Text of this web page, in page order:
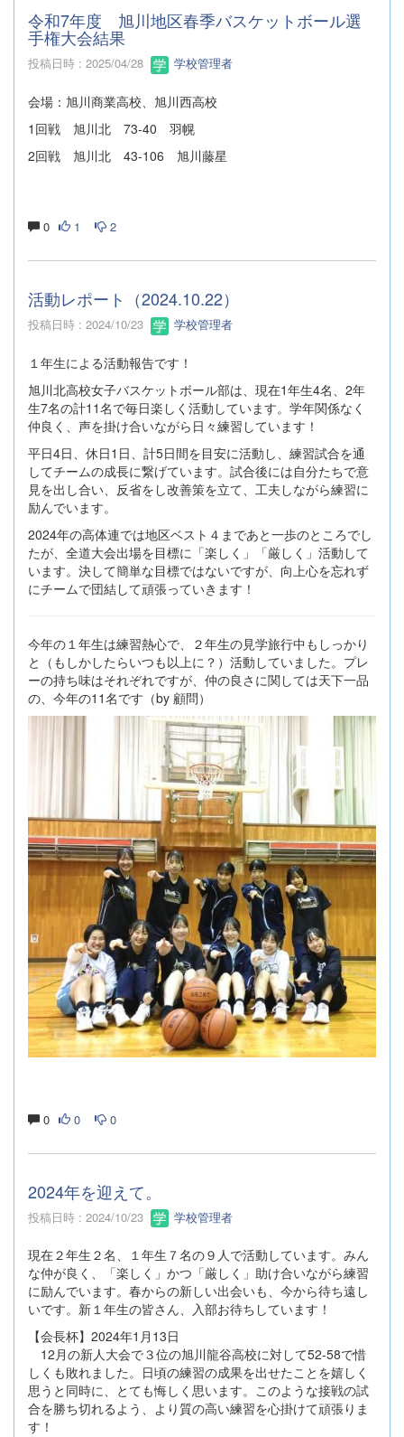
令和7年度 旭川地区春季バスケットボール選
手権大会結果
投稿日時 : 2025/04/28 学校管理者
会場：旭川商業高校、旭川西高校
1回戦 旭川北 73-40 羽幌
2回戦 旭川北 43-106 旭川藤星
0 1 2
活動レポート（2024.10.22）
投稿日時 : 2024/10/23 学校管理者
１年生による活動報告です！
旭川北高校女子バスケットボール部は、現在1年生4名、2年
生7名の計11名で毎日楽しく活動しています。学年関係なく
仲良く、声を掛け合いながら日々練習しています！
平日4日、休日1日、計5日間を目安に活動し、練習試合を通
してチームの成長に繋げています。試合後には自分たちで意
見を出し合い、反省をし改善策を立て、工夫しながら練習に
励んでいます。
2024年の高体連では地区ベスト４まであと一歩のところでし
たが、全道大会出場を目標に「楽しく」「厳しく」活動して
います。決して簡単な目標ではないですが、向上心を忘れず
にチームで団結して頑張っていきます！
今年の１年生は練習熱心で、２年生の見学旅行中もしっかり
と（もしかしたらいつも以上に？）活動していました。プレ
ーの持ち味はそれぞれですが、仲の良さに関しては天下一品
の、今年の11名です（by 顧問）
0 0 0
2024年を迎えて。
投稿日時 : 2024/10/23 学校管理者
現在２年生２名、１年生７名の９人で活動しています。みん
な仲が良く、「楽しく」かつ「厳しく」助け合いながら練習
に励んでいます。春からの新しい出会いも、今から待ち遠し
いです。新１年生の皆さん、入部お待ちしています！
【会長杯】2024年1月13日
12月の新人大会で３位の旭川龍谷高校に対して52-58で惜
しくも敗れました。日頃の練習の成果を出せたことを嬉しく
思うと同時に、とても悔しく思います。このような接戦の試
合を勝ち切れるよう、より質の高い練習を心掛けて頑張りま
す！